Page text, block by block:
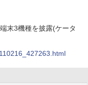
末3機種を披露(ケータ